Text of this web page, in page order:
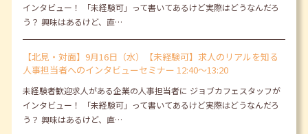
インタビュー！ 「未経験可」って書いてあるけど実際はどうなんだろ
う？ 興味はあるけど、直…
【北見・対面】9月16日（水）【未経験可】求人のリアルを知る
人事担当者へのインタビューセミナー 12:40～13:20
未経験者歓迎求人がある企業の人事担当者に ジョブカフェスタッフが
インタビュー！ 「未経験可」って書いてあるけど実際はどうなんだろ
う？ 興味はあるけど、直…